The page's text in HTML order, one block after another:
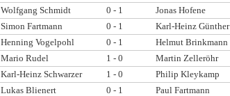
Wolfgang Schmidt
0 - 1
Jonas Hofene
Simon Fartmann
0 - 1
Karl-Heinz Günther
Henning Vogelpohl
0 - 1
Helmut Brinkmann
Mario Rudel
1 - 0
Martin Zelleröhr
Karl-Heinz Schwarzer
1 - 0
Philip Kleykamp
Lukas Blienert
0 - 1 Paul Fartmann